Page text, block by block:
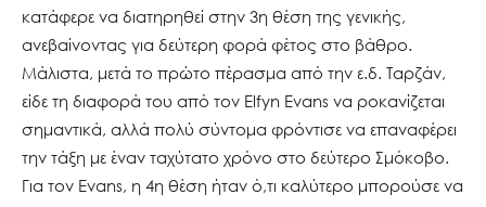
κατάφερε να διατηρηθεί στην 3η θέση της γενικής,
ανεβαίνοντας για δεύτερη φορά φέτος στο βάθρο.
Μάλιστα, μετά το πρώτο πέρασμα από την ε.δ. Ταρζάν,
είδε τη διαφορά του από τον Elfyn Evans να ροκανίζεται
σημαντικά, αλλά πολύ σύντομα φρόντισε να επαναφέρει
την τάξη με έναν ταχύτατο χρόνο στο δεύτερο Σμόκοβο.
Για τον Evans, η 4η θέση ήταν ό,τι καλύτερο μπορούσε να